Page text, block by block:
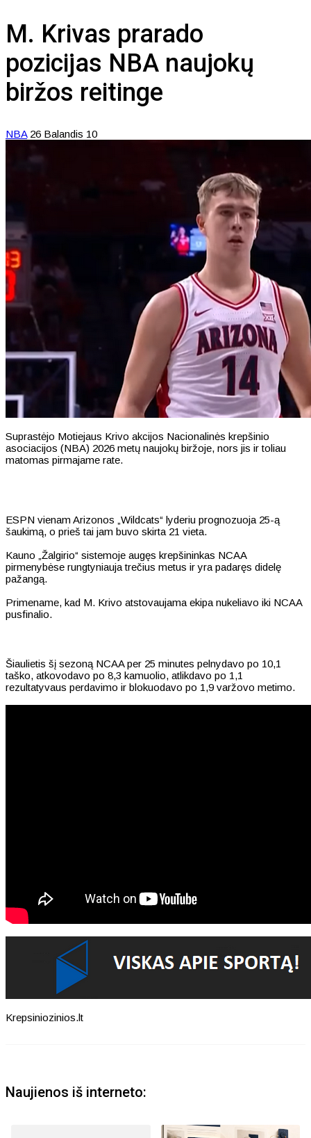
M. Krivas prarado
pozicijas NBA naujokų
biržos reitinge
NBA 26 Balandis 10
Suprastėjo Motiejaus Krivo akcijos Nacionalinės krepšinio
asociacijos (NBA) 2026 metų naujokų biržoje, nors jis ir toliau
matomas pirmajame rate.
ESPN vienam Arizonos „Wildcats“ lyderiu prognozuoja 25-ą
šaukimą, o prieš tai jam buvo skirta 21 vieta.
Kauno „Žalgirio“ sistemoje augęs krepšininkas NCAA
pirmenybėse rungtyniauja trečius metus ir yra padaręs didelę
pažangą.
Primename, kad M. Krivo atstovaujama ekipa nukeliavo iki NCAA
pusfinalio.
Šiaulietis šį sezoną NCAA per 25 minutes pelnydavo po 10,1
taško, atkovodavo po 8,3 kamuolio, atlikdavo po 1,1
rezultatyvaus perdavimo ir blokuodavo po 1,9 varžovo metimo.
Krepsiniozinios.lt
Naujienos iš interneto: